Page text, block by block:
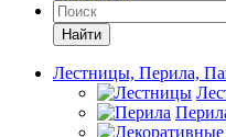
Найти
Лестницы, Перила,